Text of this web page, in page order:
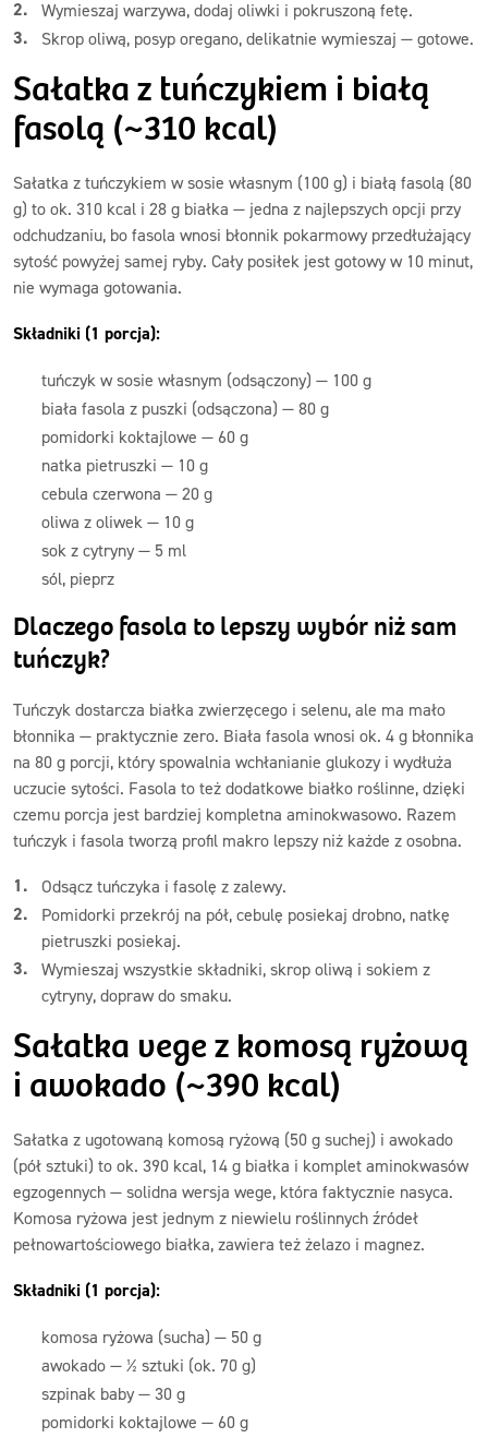
Wymieszaj warzywa, dodaj oliwki i pokruszoną fetę.
Skrop oliwą, posyp oregano, delikatnie wymieszaj — gotowe.
Sałatka z tuńczykiem i białą
fasolą (~310 kcal)
Sałatka z tuńczykiem w sosie własnym (100 g) i białą fasolą (80
g) to ok. 310 kcal i 28 g białka — jedna z najlepszych opcji przy
odchudzaniu, bo fasola wnosi błonnik pokarmowy przedłużający
sytość powyżej samej ryby. Cały posiłek jest gotowy w 10 minut,
nie wymaga gotowania.
Składniki (1 porcja):
tuńczyk w sosie własnym (odsączony) — 100 g
biała fasola z puszki (odsączona) — 80 g
pomidorki koktajlowe — 60 g
natka pietruszki — 10 g
cebula czerwona — 20 g
oliwa z oliwek — 10 g
sok z cytryny — 5 ml
sól, pieprz
Dlaczego fasola to lepszy wybór niż sam
tuńczyk?
Tuńczyk dostarcza białka zwierzęcego i selenu, ale ma mało
błonnika — praktycznie zero. Biała fasola wnosi ok. 4 g błonnika
na 80 g porcji, który spowalnia wchłanianie glukozy i wydłuża
uczucie sytości. Fasola to też dodatkowe białko roślinne, dzięki
czemu porcja jest bardziej kompletna aminokwasowo. Razem
tuńczyk i fasola tworzą profil makro lepszy niż każde z osobna.
Odsącz tuńczyka i fasolę z zalewy.
Pomidorki przekrój na pół, cebulę posiekaj drobno, natkę
pietruszki posiekaj.
Wymieszaj wszystkie składniki, skrop oliwą i sokiem z
cytryny, dopraw do smaku.
Sałatka vege z komosą ryżową
i awokado (~390 kcal)
Sałatka z ugotowaną komosą ryżową (50 g suchej) i awokado
(pół sztuki) to ok. 390 kcal, 14 g białka i komplet aminokwasów
egzogennych — solidna wersja wege, która faktycznie nasyca.
Komosa ryżowa jest jednym z niewielu roślinnych źródeł
pełnowartościowego białka, zawiera też żelazo i magnez.
Składniki (1 porcja):
komosa ryżowa (sucha) — 50 g
awokado — ½ sztuki (ok. 70 g)
szpinak baby — 30 g
pomidorki koktajlowe — 60 g